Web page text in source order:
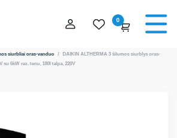
0
siurbliai oras-vanduo / DAIKIN ALTHERMA 3 šilumos siurblys oras-
su 6kW rez. tenu, 180l talpa, 220V